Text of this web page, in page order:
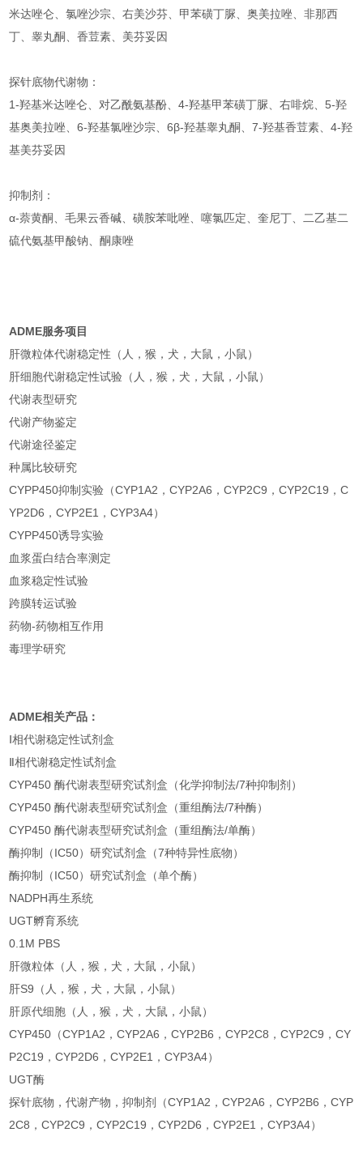
米达唑仑、氯唑沙宗、右美沙芬、甲苯磺丁脲、奥美拉唑、非那西
丁、睾丸酮、香荳素、美芬妥因
探针底物代谢物：
1-羟基米达唑仑、对乙酰氨基酚、4-羟基甲苯磺丁脲、右啡烷、5-羟
基奥美拉唑、6-羟基氯唑沙宗、6β-羟基睾丸酮、7-羟基香荳素、4-羟
基美芬妥因
抑制剂：
α-萘黄酮、毛果云香碱、磺胺苯吡唑、噻氯匹定、奎尼丁、二乙基二
硫代氨基甲酸钠、酮康唑
ADME服务项目
肝微粒体代谢稳定性（人，猴，犬，大鼠，小鼠）
肝细胞代谢稳定性试验（人，猴，犬，大鼠，小鼠）
代谢表型研究
代谢产物鉴定
代谢途径鉴定
种属比较研究
CYPP450抑制实验（CYP1A2，CYP2A6，CYP2C9，CYP2C19，C
YP2D6，CYP2E1，CYP3A4）
CYPP450诱导实验
血浆蛋白结合率测定
血浆稳定性试验
跨膜转运试验
药物-药物相互作用
毒理学研究
ADME相关产品：
Ⅰ相代谢稳定性试剂盒
Ⅱ相代谢稳定性试剂盒
CYP450 酶代谢表型研究试剂盒（化学抑制法/7种抑制剂）
CYP450 酶代谢表型研究试剂盒（重组酶法/7种酶）
CYP450 酶代谢表型研究试剂盒（重组酶法/单酶）
酶抑制（IC50）研究试剂盒（7种特异性底物）
酶抑制（IC50）研究试剂盒（单个酶）
NADPH再生系统
UGT孵育系统
0.1M PBS
肝微粒体（人，猴，犬，大鼠，小鼠）
肝S9（人，猴，犬，大鼠，小鼠）
肝原代细胞（人，猴，犬，大鼠，小鼠）
CYP450（CYP1A2，CYP2A6，CYP2B6，CYP2C8，CYP2C9，CY
P2C19，CYP2D6，CYP2E1，CYP3A4）
UGT酶
探针底物，代谢产物，抑制剂（CYP1A2，CYP2A6，CYP2B6，CYP
2C8，CYP2C9，CYP2C19，CYP2D6，CYP2E1，CYP3A4）